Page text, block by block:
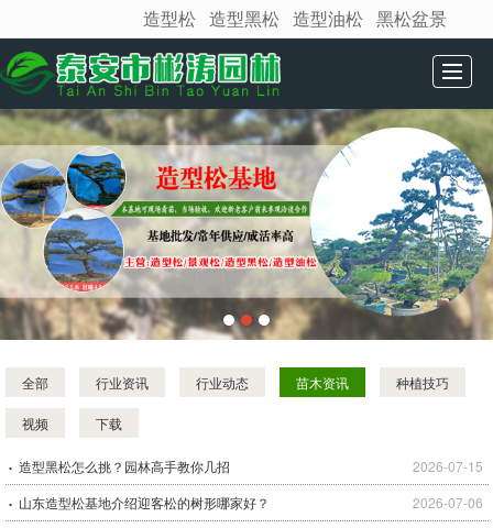
很遗憾，因您的浏览器版本过低导致无法获得最佳浏览体验，推荐下载安装谷歌浏览器！
造型松 造型黑松 造型油松 黑松盆景
网站首页 松树展示 基地介绍 新闻动态 造型松推荐 松树盆景 发货现场 联系我们
全部 行业资讯 行业动态 苗木资讯 种植技巧
视频 下载
2026-07-15
造型黑松怎么挑？园林高手教你几招
2026-07-06
山东造型松基地介绍迎客松的树形哪家好？